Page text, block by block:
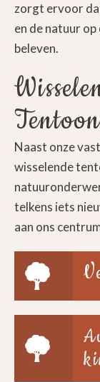
zorgt ervoor
en de natuur
beleven.
Naast onze
wisselende
telkens iets
aan ons